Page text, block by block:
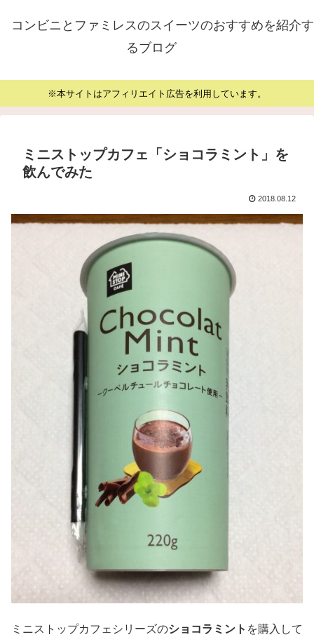
コンビニとファミレスのスイーツのおすすめを紹介す
るブログ
※本サイトはアフィリエイト広告を利用しています。
ミニストップカフェ「ショコラミント」を
飲んでみた
2018.08.12
ミニストップカフェシリーズのショコラミント を購入して